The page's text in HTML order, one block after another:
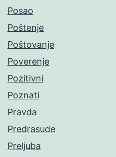
Posao
Poštenje
Poštovanje
Poverenje
Pozitivni
Poznati
Pravda
Predrasude
Preljuba